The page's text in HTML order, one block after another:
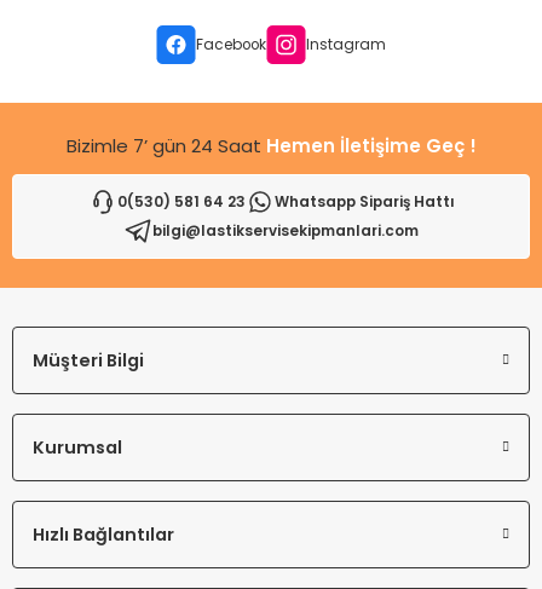
Ürün fiyatı diğer sitelerden daha pahalı.
Gönder
Facebook Instagram
Bizimle 7’ gün 24 Saat Hemen İletişime Geç !
0(530) 581 64 23
Whatsapp Sipariş Hattı
bilgi@lastikservisekipmanlari.com
Müşteri Bilgi
Kurumsal
Hızlı Bağlantılar